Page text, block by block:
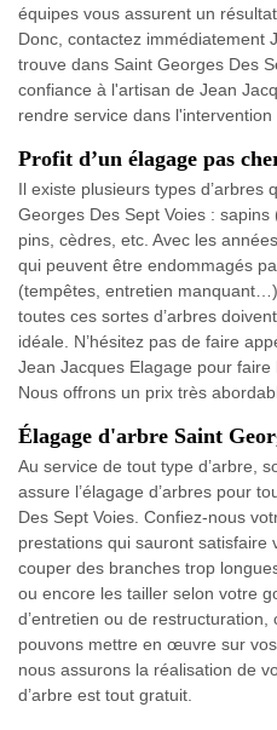
équipes vous assurent un
Donc, contactez immédiatement
trouve dans Saint Georges Des
confiance à l'artisan de Jean
rendre service dans
Profit d’un élagage pas
Il existe plusieurs types d’arbres
Georges Des Sept Voies :
pins, cèdres, etc. Avec les
qui peuvent être endommagés
(tempêtes, entretien
toutes ces sortes d’arbres
idéale. N’hésitez pas de faire
Jean Jacques Elagage pour
Nous offrons un prix très
Élagage d'arbre Saint
Au service de tout type d’arbre,
assure l’élagage d’arbres pour
Des Sept Voies. Confiez-nous
prestations qui sauront satisfaire
couper des branches trop
ou encore les tailler selon votre
d’entretien ou de
pouvons mettre en œuvre sur
nous assurons la réalisation de
d’arbre est tout gratuit.